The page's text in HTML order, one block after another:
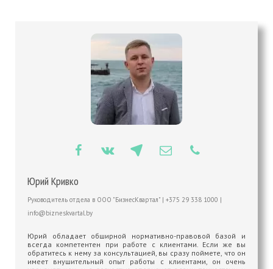
Юрий Кривко
Руководитель отдела в ООО "БизнесКвартал" | +375 29 338 1000 |
info@bizneskvartal.by
Юрий обладает обширной нормативно-правовой базой и
всегда компетентен при работе с клиентами. Если же вы
обратитесь к нему за консультацией, вы сразу поймете, что он
имеет внушительный опыт работы с клиентами, он очень